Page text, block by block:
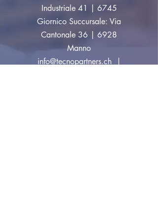
Industriale 41 | 6745
Giornico Succursale: Via
Cantonale 36 | 6928
Manno
info@tecnopartners.ch|